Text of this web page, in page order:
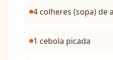
4 colheres (sopa) de
1 cebola picada